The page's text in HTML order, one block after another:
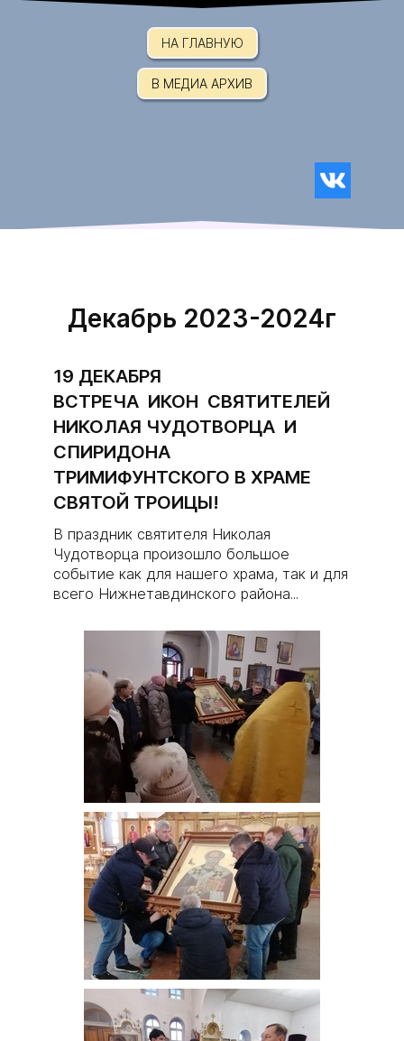
НА ГЛАВНУЮ
В МЕДИА АРХИВ
Декабрь 2023-2024г
19 ДЕКАБРЯ
ВСТРЕЧА ИКОН СВЯТИТЕЛЕЙ
НИКОЛАЯ ЧУДОТВОРЦА И
СПИРИДОНА
ТРИМИФУНТСКОГО В ХРАМЕ
СВЯТОЙ ТРОИЦЫ!
В праздник святителя Николая
Чудотворца произошло большое
событие как для нашего храма, так и для
всего Нижнетавдинского района...